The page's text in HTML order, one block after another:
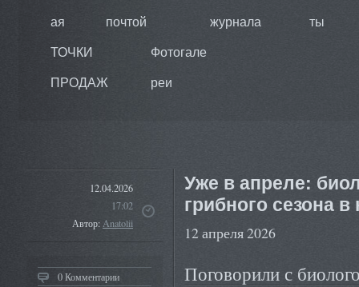
ая
почтой
журнала
ты
ТОЧКИ
ПРОДАЖ
Фотогале
реи
12.04.2026
17:02
Автор:Anatolii
0 Комментарии
Уже в апреле:
грибного сезона
12 апреля 2026
Поговорили с